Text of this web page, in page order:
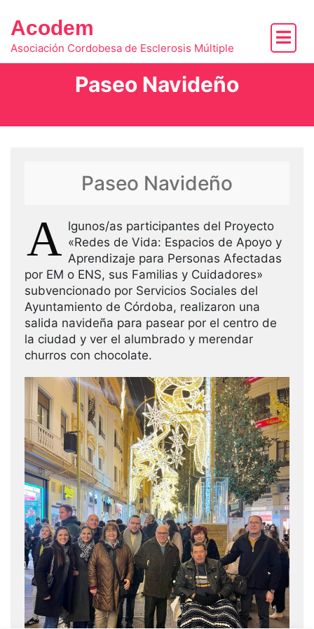
content
Acodem
Asociación Cordobesa de Esclerosis Múltiple
Paseo Navideño
Paseo Navideño
A lgunos/as participantes del Proyecto
«Redes de Vida: Espacios de Apoyo y
Aprendizaje para Personas Afectadas
por EM o ENS, sus Familias y Cuidadores»
subvencionado por Servicios Sociales del
Ayuntamiento de Córdoba, realizaron una
salida navideña para pasear por el centro de
la ciudad y ver el alumbrado y merendar
churros con chocolate.